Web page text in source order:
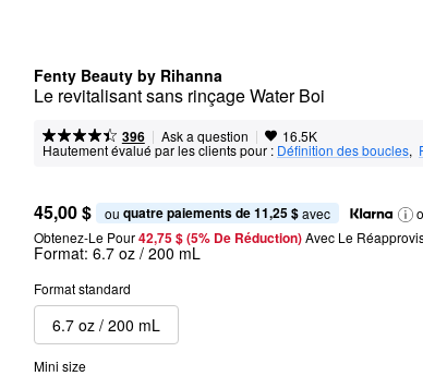
Fenty Beauty by Rihanna
Le revitalisant sans rinçage Water Boi
396 | Ask a question | 16.5K
Hautement évalué par les clients pour : Définition des boucles,
45,00 $ ou quatre paiements de 11,25 $ avec
Obtenez-Le Pour42,75 $ (5% De Réduction) Avec Le
Format: 6.7 oz / 200 mL
Format standard
6.7 oz / 200 mL
Mini size